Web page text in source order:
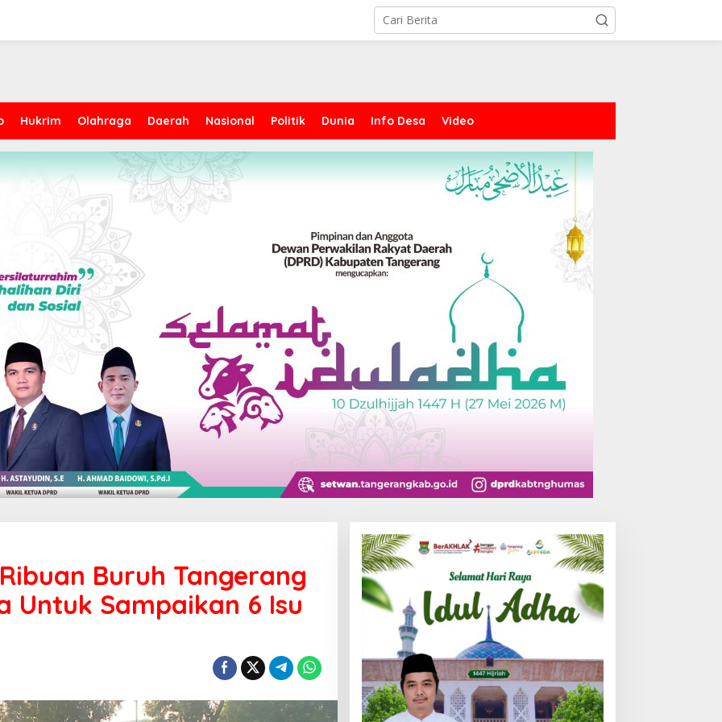
Hukrim Olahraga Daerah Nasional Politik Dunia Info Desa Video
Buruh Tangerang
Untuk Sampaikan 6 Isu